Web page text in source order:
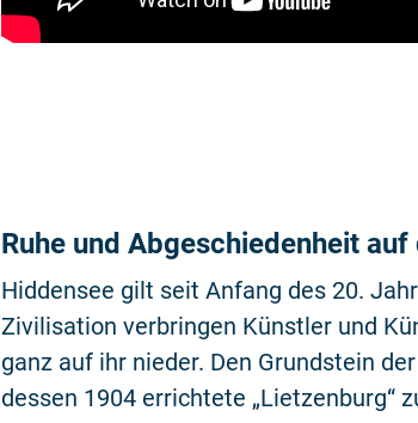
Ruhe und Abgeschiedenheit
Hiddensee gilt seit Anfang des 20.
Zivilisation verbringen Künstler und
ganz auf ihr nieder. Den Grundstein
dessen 1904 errichtete